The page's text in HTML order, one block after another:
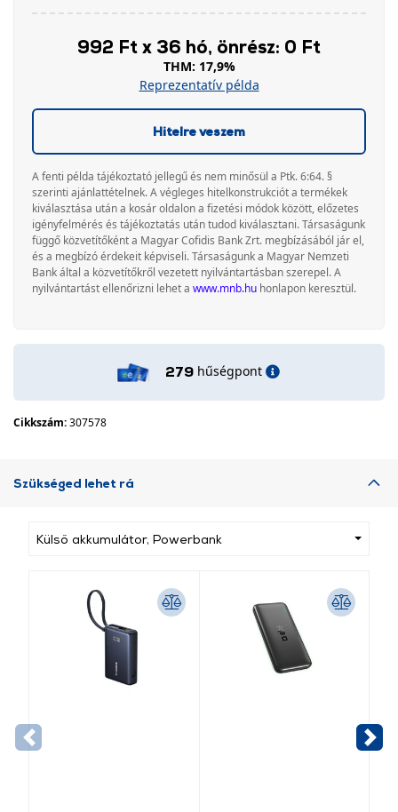
992 Ft x 36 hó, önrész: 0 Ft
THM: 17,9%
Reprezentatív példa
Hitelre veszem
A fenti példa tájékoztató jellegű és nem minősül a Ptk. 6:64. §
szerinti ajánlattételnek. A végleges hitelkonstrukciót a termékek
kiválasztása után a kosár oldalon a fizetési módok között, előzetes
igényfelmérés és tájékoztatás után tudod kiválasztani. Társaságunk
függő közvetítőként a Magyar Cofidis Bank Zrt. megbízásából jár el,
és a megbízó érdekeit képviseli. Társaságunk a Magyar Nemzeti
Bank által a közvetítőkről vezetett nyilvántartásban szerepel. A
nyilvántartást ellenőrizni lehet a www.mnb.hu honlapon keresztül.
279 hűségpont
Cikkszám:307578
Szükséged lehet rá
Külső akkumulátor, Powerbank